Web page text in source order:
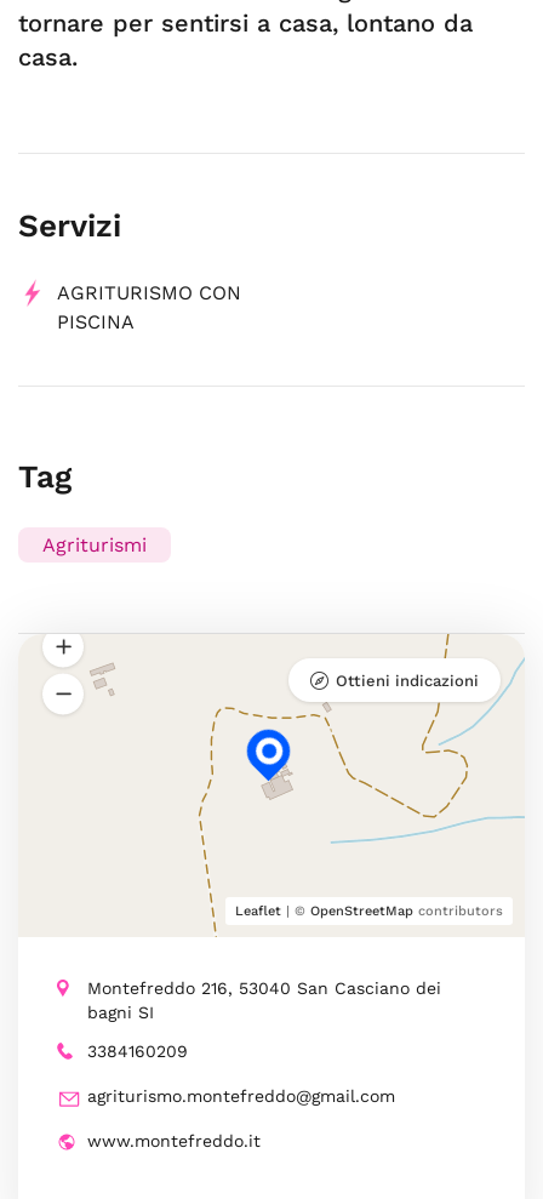
tornare per sentirsi a casa, lontano da
casa.
Servizi
AGRITURISMO CON
PISCINA
Tag
Agriturismi
Leaflet | © OpenStreetMap contributors
Ottieni indicazioni
Montefreddo 216, 53040 San Casciano dei
bagni SI
3384160209
agriturismo.montefreddo@gmail.com
www.montefreddo.it